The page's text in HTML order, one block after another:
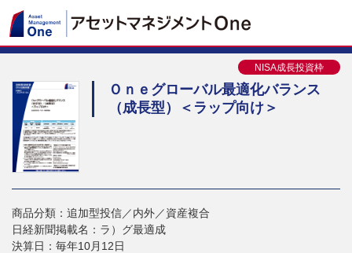
NISA成長投資枠
Ｏｎｅグローバル最適化バランス
（成長型）＜ラップ向け＞
商品分類：追加型投信／内外／資産複合
日経新聞掲載名：ラ）グ最適成
決算日：毎年10月12日